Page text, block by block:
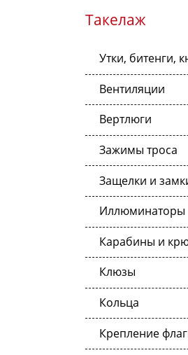
Такелаж
Утки, битенги,
Вентиляции
Вертлюги
Зажимы троса
Защелки и
Иллюминаторы
Карабины и
Клюзы
Кольца
Крепление